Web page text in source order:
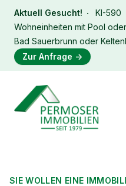
Aktuell Gesucht! KI-590
Wohneinheiten mit Pool
Bad Sauerbrunn oder
Zur Anfrage →
Immobilien Permoser Logo
SIE WOLLEN EINE